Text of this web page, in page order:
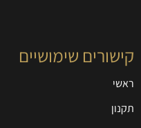
קישורים שימושיים
ראשי
תקנון